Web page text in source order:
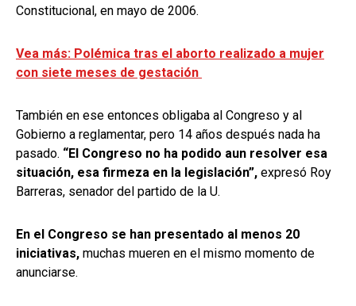
Constitucional, en mayo de 2006.
Vea más: Polémica tras el aborto realizado a mujer
con siete meses de gestación
También en ese entonces obligaba al Congreso y al
Gobierno a reglamentar, pero 14 años después nada ha
pasado. “El Congreso no ha podido aun resolver esa
situación, esa firmeza en la legislación”, expresó Roy
Barreras, senador del partido de la U.
En el Congreso se han presentado al menos 20
iniciativas, muchas mueren en el mismo momento de
anunciarse.